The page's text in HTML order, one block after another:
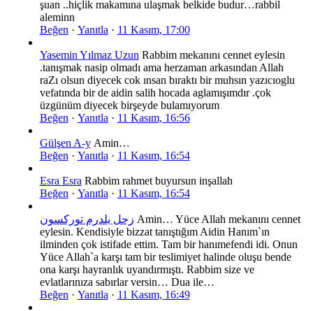
şuan ..hiçlik makamına ulaşmak belkide budur…rabbil
aleminn
Beğen · Yanıtla · 11 Kasım, 17:00
Yasemin Yılmaz Uzun Rabbim mekanını cennet eylesin
.tanışmak nasip olmadı ama herzaman arkasından Allah
raZı olsun diyecek cok ınsan bıraktı bir muhsın yazıcıoglu
vefatında bir de aidin salih hocada aglamışımdır .çok
üzgünüm diyecek birşeyde bulamıyorum
Beğen · Yanıtla · 11 Kasım, 16:56
Gülşen A-yAmin…
Beğen · Yanıtla · 11 Kasım, 16:54
Esra Esra Rabbim rahmet buyursun inşallah
Beğen · Yanıtla · 11 Kasım, 16:54
زحل يلدرم توركسون Amin… Yüce Allah mekanını cennet
eylesin. Kendisiyle bizzat tanıştığım Aidin Hanım`ın
ilminden çok istifade ettim. Tam bir hanımefendi idi. Onun
Yüce Allah`a karşı tam bir teslimiyet halinde oluşu bende
ona karşı hayranlık uyandırmıştı. Rabbim size ve
evlatlarınıza sabırlar versin… Dua ile…
Beğen · Yanıtla · 11 Kasım, 16:49